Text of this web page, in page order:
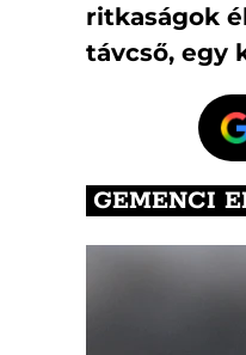
ritkaságok
távcső, egy
GEMENCI